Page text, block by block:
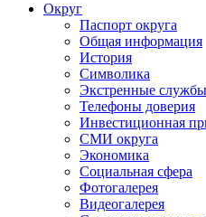
Округ
Паспорт округа
Общая информация
История
Символика
Экстренные службы
Телефоны доверия
Инвестиционная
СМИ округа
Экономика
Социальная сфера
Фотогалерея
Видеогалерея